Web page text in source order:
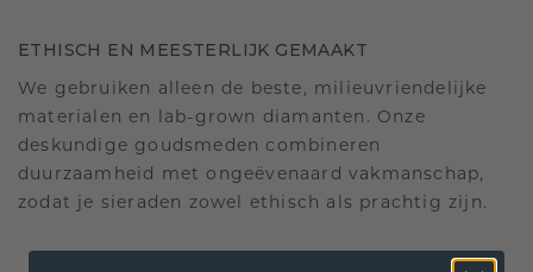
ETHISCH EN MEESTERLIJK GEMAAKT
We gebruiken alleen de beste, milieuvriendelijke
materialen en lab-grown diamanten. Onze
deskundige goudsmeden combineren
duurzaamheid met ongeëvenaard vakmanschap,
zodat je sieraden zowel ethisch als prachtig zijn.